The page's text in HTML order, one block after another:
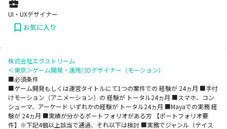
UI・UXデザイナー
お気に入り
株式会社エクストリーム
＜東京＞ゲーム開発・運用/3Dデザイナー（モーション）
■必須条件
■ゲーム開発もしくは運営タイトルにて1つの案件での 経験が 24ヵ月 ■手付
けモーション（アニメーション）の 経験が トータル24ヵ月 ■スマホ、コン
シューマ、アーケード いずれかの経験が トータル24ヵ月 ■Mayaでの実務 経
験が 24ヵ月 ■実績が分かるポートフォリオがある方 【ポートフォリオ要
件】※下記4個以上該当で通過、それ以下は検討 ■実務でジャンル（テイス